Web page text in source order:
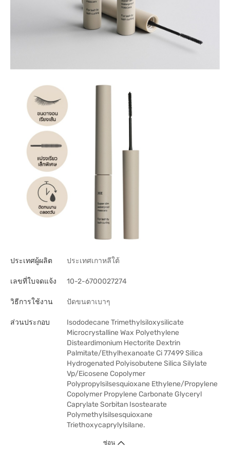
ประเทศผู้ผลิต ประเทศเกาหลีใต้
เลขที่ใบจดแจ้ง 10-2-6700027274
วิธีการใช้งาน ปัดขนตาเบาๆ
ส่วนประกอบ
Isododecane Trimethylsiloxysilicate
Microcrystalline Wax Polyethylene
Disteardimonium Hectorite Dextrin
Palmitate/Ethylhexanoate Ci 77499 Silica
Hydrogenated Polyisobutene Silica Silylate
Vp/Eicosene Copolymer
Polypropylsilsesquioxane Ethylene/Propylene
Copolymer Propylene Carbonate Glyceryl
Caprylate Sorbitan Isostearate
Polymethylsilsesquioxane
Triethoxycaprylylsilane.
ซ่อน